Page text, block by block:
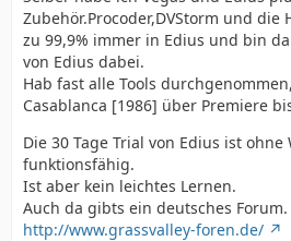
Zubehör.Procoder,DVStorm und die
zu 99,9% immer in Edius und bin
von Edius dabei.
Hab fast alle Tools
Casablanca [1986] über Premiere
Die 30 Tage Trial von Edius ist
funktionsfähig.
Ist aber kein leichtes Lernen.
Auch da gibts ein deutsches Forum.
http://www.grassvalley-foren.de/